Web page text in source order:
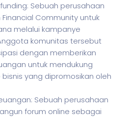
Sebuah perusahaan
Community untuk
melalui kampanye
komunitas tersebut
dengan memberikan
untuk mendukung
yang dipromosikan oleh
Sebuah perusahaan
forum online sebagai